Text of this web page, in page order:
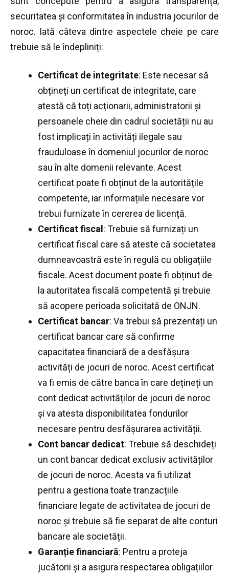
securitatea și conformitatea în industria jocurilor de
noroc. Iată câteva dintre aspectele cheie pe care
trebuie să le îndepliniți:
Certificat de integritate: Este necesar să
obțineți un certificat de integritate, care
atestă că toți acționarii, administratorii și
persoanele cheie din cadrul societății nu au
fost implicați în activități ilegale sau
frauduloase în domeniul jocurilor de noroc
sau în alte domenii relevante. Acest
certificat poate fi obținut de la autoritățile
competente, iar informațiile necesare vor
trebui furnizate în cererea de licență.
Certificat fiscal : Trebuie să furnizați un
certificat fiscal care să ateste că societatea
dumneavoastră este în regulă cu obligațiile
fiscale. Acest document poate fi obținut de
la autoritatea fiscală competentă și trebuie
să acopere perioada solicitată de ONJN.
Certificat bancar: Va trebui să prezentați un
certificat bancar care să confirme
capacitatea financiară de a desfășura
activități de jocuri de noroc. Acest certificat
va fi emis de către banca în care dețineți un
cont dedicat activităților de jocuri de noroc
și va atesta disponibilitatea fondurilor
necesare pentru desfășurarea activității.
Cont bancar dedicat: Trebuie să deschideți
un cont bancar dedicat exclusiv activităților
de jocuri de noroc. Acesta va fi utilizat
pentru a gestiona toate tranzacțiile
financiare legate de activitatea de jocuri de
noroc și trebuie să fie separat de alte conturi
bancare ale societății.
Garanție financiară: Pentru a proteja
jucătorii și a asigura respectarea obligațiilor